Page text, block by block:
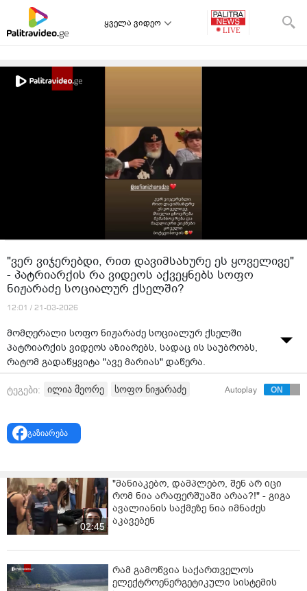
ყველა ვიდეო
"ვერ ვიჯერებდი, რით დავიმსახურე ეს ყოველივე"
- პატრიარქის რა ვიდეოს აქვეყნებს სოფო
ნიჟარაძე სოციალურ ქსელში?
12:01 / 21-03-2026
მომღერალი სოფო ნიჟარაძე სოციალურ ქსელში
პატრიარქის ვიდეოს აზიარებს, სადაც ის საუბრობს,
რატომ გადაწყვიტა "ავე მარიას" დაწერა.
"ვერ ვიჯერებდი, რით დავიმსახურე ეს ყოველივე.
ტეგები: ილია მეორე სოფო ნიჟარაძე Autoplay
გაზიარება
02:45
"მანიაკებო, დამპლებო, შენ არ იცი
რომ ნია არაფერშუაში არაა?!" - გიგა
ავალიანის საქმეზე ნია იმნაძეს
აკავებენ
რამ გამოწვია საქართველოს
ელექტროენერგეტიკული სისტემის